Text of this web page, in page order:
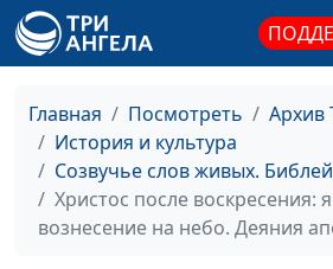
Главная Посмотреть
Архив
История и культура
Созвучье слов живых.
Христос после воскресения:
вознесение на небо. Деяния
Апостол Павел о любви 1-е
послание в Коринф 13:1-13
наставления Апостола Павла.
Послание в Рим 15:1-13
Павел призывает: побеждай зло
добром. Послание в Рим 12:9-21